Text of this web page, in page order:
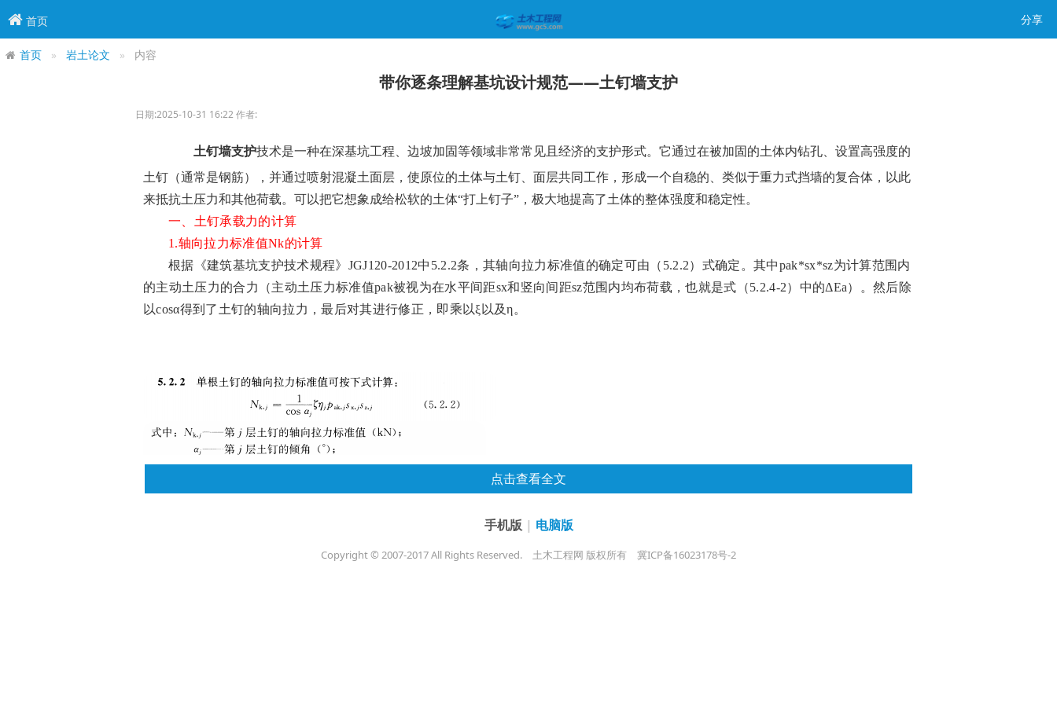
首页 分享
首页 岩土论文 内容
带你逐条理解基坑设计规范——土钉墙支护
日期:2025-10-31 16:22 作者:
土钉墙支护技术是一种在深基坑工程、边坡加固等领域非常常见且经济的支护形式。 它通过在被加固的土体内钻孔、设置高强度的
土钉（通常是钢筋），并通过喷射混凝土面层，使原位的土体与土钉、面层共同工作，形成一个自稳的、类似于重力式挡墙的复合体，以此
来抵抗土压力和其他荷载。可以把它想象成给松软的土体“打上钉子”，极大地提高了土体的整体强度和稳定性。
一
土钉承载力的计算
1.轴向拉力标准值Nk的计算
根据《建筑基坑支护技术规程》 JGJ120-2012中 5.2.2条，其轴向拉力标准值的确定可由（ 5.2.2）式确定 。其中pak*sx*sz为计算范围内
的主动土压力的合力（主动土压力标准值pak被视为在水平间距sx和竖向间距sz范围内均布荷载，也就是式（5.2.4-2） 中的ΔEa）。然后除
以cosα得到了土钉的轴向拉力，最后对其进行修正，即乘以ξ以及η。
点击查看全文
手机版 | 电脑版
Copyright © 2007-2017 All Rights Reserved. 土木工程网 版权所有 冀ICP备16023178号-2